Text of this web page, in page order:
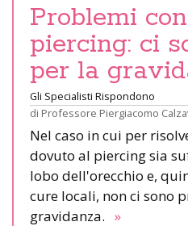
Problemi
piercing: ci
per la
Gli Specialisti Rispondono
di Professore Piergiacomo
Nel caso in cui per
dovuto al piercing sia
lobo dell'orecchio e,
cure locali, non ci sono
gravidanza. »